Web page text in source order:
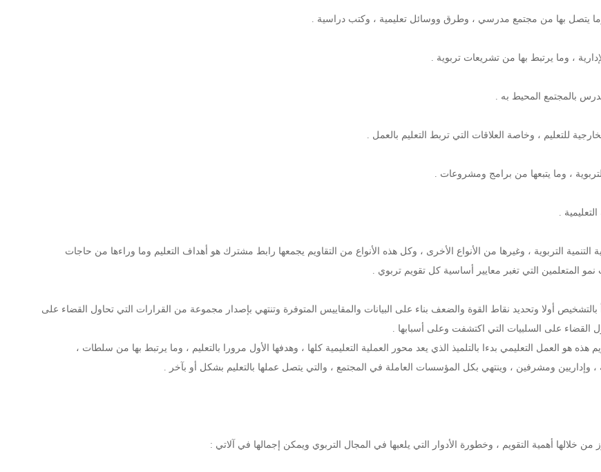
التنمية التربوية ، وغيرها من الأنواع الأخرى ، وكل هذه الأنواع من التقاويم يجمعها رابط مشترك هو أهداف التعليم وما وراءها من حاجات
المتعلمين التي تغبر معايير أساسية كل تقويم تربوي .
بالتشخيص أولا وتحديد نقاط القوة والضعف بناء على البيانات والمقاييس المتوفرة وتنتهي بإصدار مجموعة من القرارات التي تحاول القضاء على
القضاء على السلبيات التي اكتشفت وعلى أسبابها .
هذه هو العمل التعليمي بدءا بالتلميذ الذي يعد محور العملية التعليمية كلها ، وهدفها الأول مرورا بالتعليم ، وما يرتبط بها من سلطات ،
وإداريين ومشرفين ، وينتهي بكل المؤسسات العاملة في المجتمع ، والتي يتصل عملها بالتعليم بشكل أو بآخر .
من خلالها أهمية التقويم ، وخطورة الأدوار التي يلعبها في المجال التربوي ويمكن إجمالها في آلاتي :